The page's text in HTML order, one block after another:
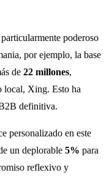
poderoso
por ejemplo, la base
de 22 millones,
local, Xing. Esto ha
definitiva.
personalizado en este
un deplorable 5% para
reflexivo y